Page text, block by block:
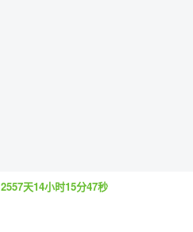
2557天14小时15分47秒